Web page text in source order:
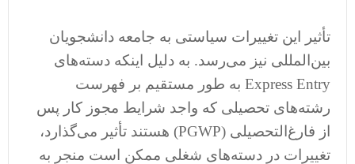
تأثیر این تغییرات سیاستی به جامعه دانشجویان
بین‌المللی نیز می‌رسد. به دلیل اینکه دسته‌های
Express Entry به طور مستقیم بر فهرست
رشته‌های تحصیلی که واجد شرایط مجوز کار پس
از فارغ‌التحصیلی (PGWP) هستند تأثیر می‌گذارد،
تغییرات در دسته‌های شغلی ممکن است منجر به